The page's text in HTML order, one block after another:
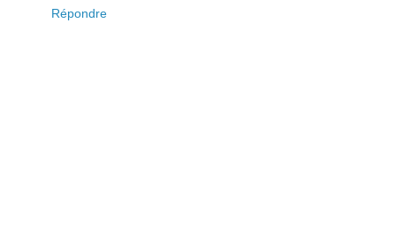
Répondre